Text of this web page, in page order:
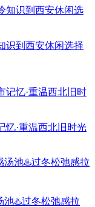
识到西安休闲选择
忆·重温西北旧时光
池♨️过冬松弛感拉